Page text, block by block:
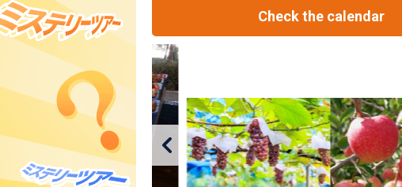
Check the calendar